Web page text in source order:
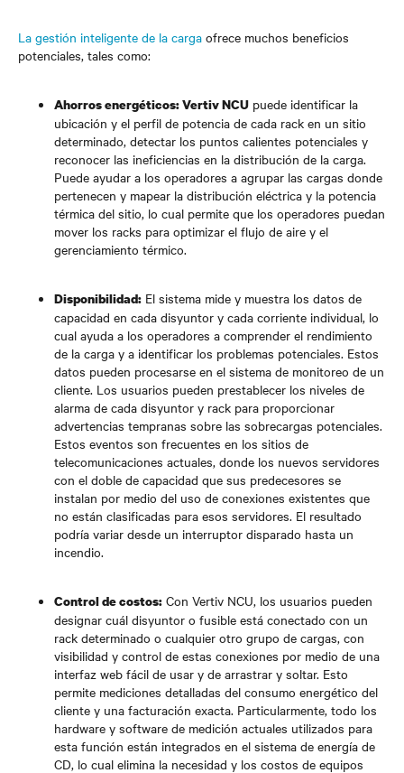
La gestión inteligente de la carga ofrece muchos beneficios
potenciales, tales como:
Ahorros energéticos:Vertiv NCU puede identificar la
ubicación y el perfil de potencia de cada rack en un sitio
determinado, detectar los puntos calientes potenciales y
reconocer las ineficiencias en la distribución de la carga.
Puede ayudar a los operadores a agrupar las cargas donde
pertenecen y mapear la distribución eléctrica y la potencia
térmica del sitio, lo cual permite que los operadores puedan
mover los racks para optimizar el flujo de aire y el
gerenciamiento térmico.
Disponibilidad: El sistema mide y muestra los datos de
capacidad en cada disyuntor y cada corriente individual, lo
cual ayuda a los operadores a comprender el rendimiento
de la carga y a identificar los problemas potenciales. Estos
datos pueden procesarse en el sistema de monitoreo de un
cliente. Los usuarios pueden prestablecer los niveles de
alarma de cada disyuntor y rack para proporcionar
advertencias tempranas sobre las sobrecargas potenciales.
Estos eventos son frecuentes en los sitios de
telecomunicaciones actuales, donde los nuevos servidores
con el doble de capacidad que sus predecesores se
instalan por medio del uso de conexiones existentes que
no están clasificadas para esos servidores. El resultado
podría variar desde un interruptor disparado hasta un
incendio.
Control de costos: Con Vertiv NCU, los usuarios pueden
designar cuál disyuntor o fusible está conectado con un
rack determinado o cualquier otro grupo de cargas, con
visibilidad y control de estas conexiones por medio de una
interfaz web fácil de usar y de arrastrar y soltar. Esto
permite mediciones detalladas del consumo energético del
cliente y una facturación exacta. Particularmente, todo los
hardware y software de medición actuales utilizados para
esta función están integrados en el sistema de energía de
CD, lo cual elimina la necesidad y los costos de equipos